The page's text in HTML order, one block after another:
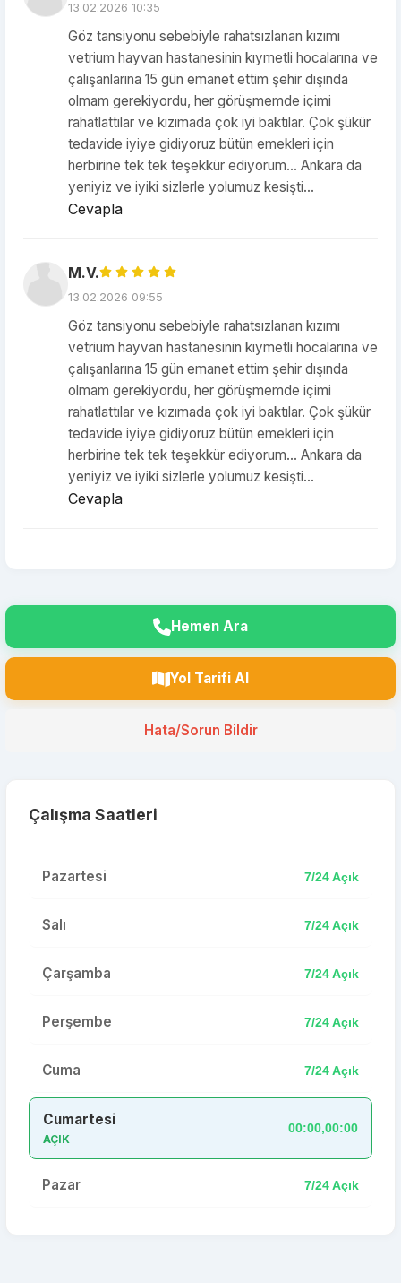
13.02.2026 10:35
Göz tansiyonu sebebiyle rahatsızlanan kızımı
vetrium hayvan hastanesinin kıymetli hocalarına ve
çalışanlarına 15 gün emanet ettim şehir dışında
olmam gerekiyordu, her görüşmemde içimi
rahatlattılar ve kızımada çok iyi baktılar. Çok şükür
tedavide iyiye gidiyoruz bütün emekleri için
herbirine tek tek teşekkür ediyorum… Ankara da
yeniyiz ve iyiki sizlerle yolumuz kesişti…
Cevapla
M.V.
13.02.2026 09:55
Göz tansiyonu sebebiyle rahatsızlanan kızımı
vetrium hayvan hastanesinin kıymetli hocalarına ve
çalışanlarına 15 gün emanet ettim şehir dışında
olmam gerekiyordu, her görüşmemde içimi
rahatlattılar ve kızımada çok iyi baktılar. Çok şükür
tedavide iyiye gidiyoruz bütün emekleri için
herbirine tek tek teşekkür ediyorum… Ankara da
yeniyiz ve iyiki sizlerle yolumuz kesişti…
Cevapla
Hemen Ara
Yol Tarifi Al
Hata/Sorun Bildir
Çalışma Saatleri
Pazartesi 7/24 Açık
Salı 7/24 Açık
Çarşamba 7/24 Açık
Perşembe 7/24 Açık
Cuma 7/24 Açık
Cumartesi
AÇIK
00:00,00:00
Pazar 7/24 Açık